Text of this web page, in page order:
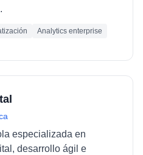
Analytics enterprise
especializada en
desarrollo ágil e